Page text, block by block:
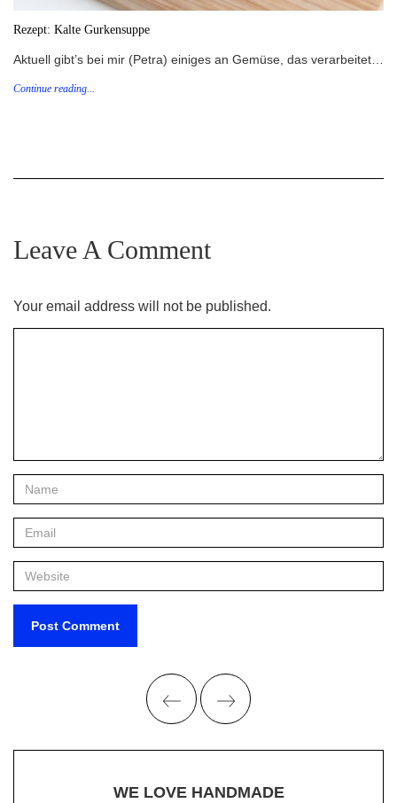
Rezept: Kalte Gurkensuppe
Aktuell gibt’s bei mir (Petra) einiges an Gemüse, das verarbeitet…
Continue reading...
Leave A Comment
Your email address will not be published.
WE LOVE HANDMADE